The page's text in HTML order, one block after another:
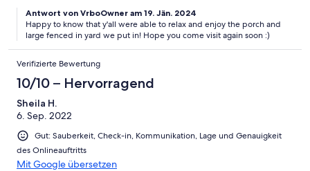
Antwort von VrboOwner am 19. Jän. 2024
Happy to know that y'all were able to relax and enjoy the porch and
large fenced in yard we put in! Hope you come visit again soon :)
Verifizierte Bewertung
10/10 – Hervorragend
Sheila H.
6. Sep. 2022
Gut: Sauberkeit, Check-in, Kommunikation, Lage und Genauigkeit
des Onlineauftritts
Mit Google übersetzen